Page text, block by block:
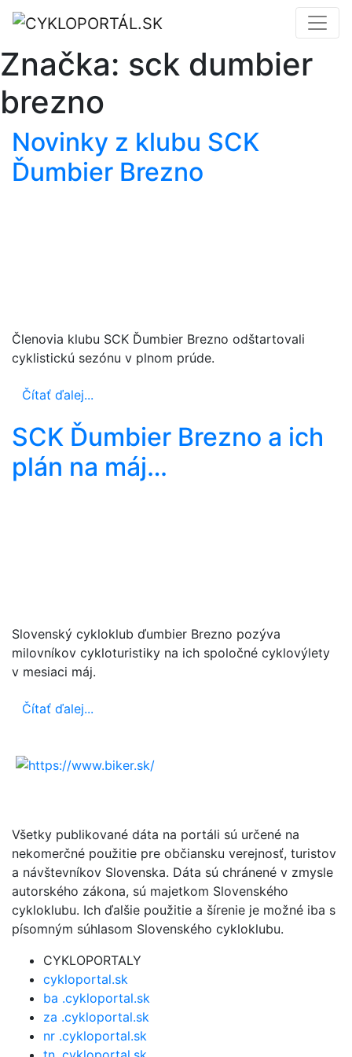
Značka: sck dumbier
brezno
Novinky z klubu SCK
Ďumbier Brezno
Členovia klubu SCK Ďumbier Brezno odštartovali
cyklistickú sezónu v plnom prúde.
Čítať ďalej...
SCK Ďumbier Brezno a ich
plán na máj…
Slovenský cykloklub ďumbier Brezno pozýva
milovníkov cykloturistiky na ich spoločné cyklovýlety
v mesiaci máj.
Čítať ďalej...
Všetky publikované dáta na portáli sú určené na
nekomerčné použitie pre občiansku verejnosť, turistov
a návštevníkov Slovenska. Dáta sú chránené v zmysle
autorského zákona, sú majetkom Slovenského
cykloklubu. Ich ďalšie použitie a šírenie je možné iba s
písomným súhlasom Slovenského cykloklubu.
CYKLOPORTALY
cykloportal.sk
ba .cykloportal.sk
za .cykloportal.sk
nr .cykloportal.sk